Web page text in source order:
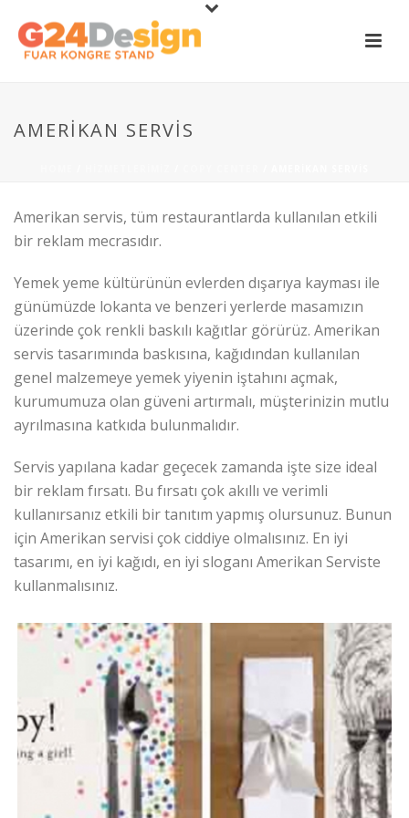
AMERIKAN SERVIS
Amerikan servis, tüm restaurantlarda kullanılan etkili
bir reklam mecrasıdır.
Yemek yeme kültürünün evlerden dışarıya kayması ile
günümüzde lokanta ve benzeri yerlerde masamızın
üzerinde çok renkli baskılı kağıtlar görürüz. Amerikan
servis tasarımında baskısına, kağıdından kullanılan
genel malzemeye yemek yiyenin iştahını açmak,
kurumumuza olan güveni artırmalı, müşterinizin mutlu
ayrılmasına katkıda bulunmalıdır.
Servis yapılana kadar geçecek zamanda işte size ideal
bir reklam fırsatı. Bu fırsatı çok akıllı ve verimli
kullanırsanız etkili bir tanıtım yapmış olursunuz. Bunun
için Amerikan servisi çok ciddiye olmalısınız. En iyi
tasarımı, en iyi kağıdı, en iyi sloganı Amerikan Serviste
kullanmalısınız.